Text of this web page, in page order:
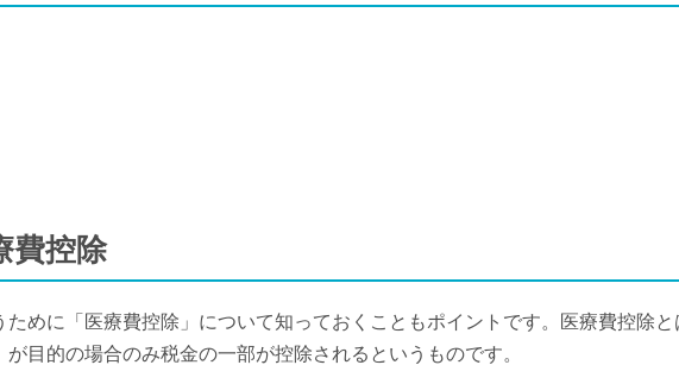
費控除
めに「医療費控除」について知っておくこともポイントです。医療費控除と
目的の場合のみ税金の一部が控除されるというものです。